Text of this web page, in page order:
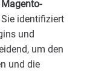
Sie identifiziert
und
um den
und die